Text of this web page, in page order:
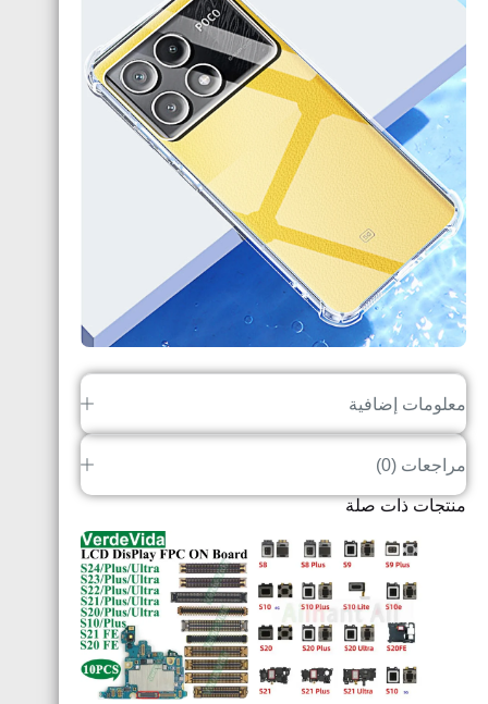
معلومات إضافية
مراجعات (0)
منتجات ذات صلة